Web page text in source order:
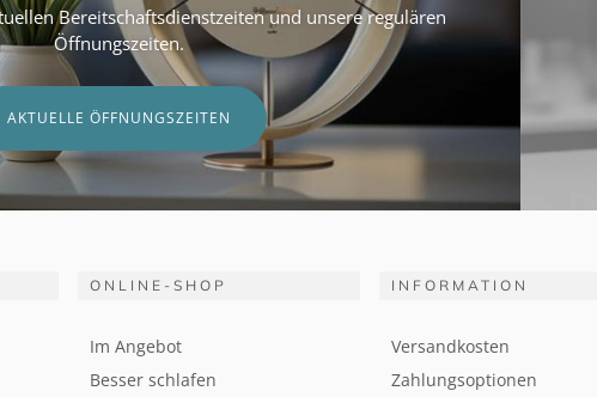
Bereitschaftsdienstzeiten und unsere regulären
Öffnungszeiten.
AKTUELLE ÖFFNUNGSZEITEN
ONLINE-SHOP
Im Angebot
Besser schlafen
INFORMATION
Versandkosten
Zahlungsoptionen